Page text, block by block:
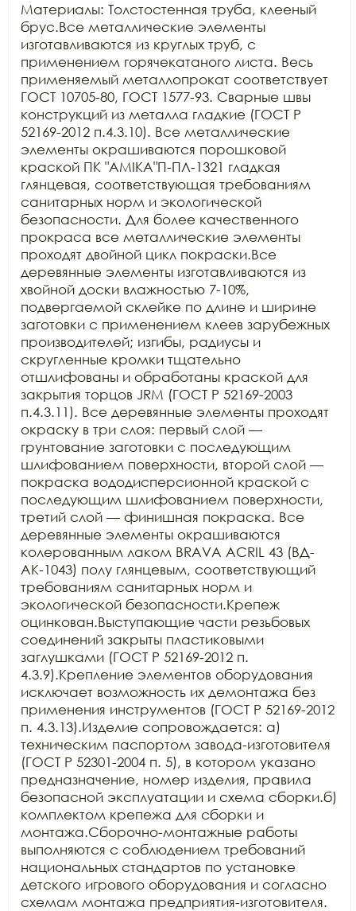
Материалы: Толстостенная труба, клееный
брус.Все металлические элементы
изготавливаются из круглых труб, с
применением горячекатаного листа. Весь
применяемый металлопрокат соответствует
ГОСТ 10705-80, ГОСТ 1577-93. Сварные швы
конструкций из металла гладкие (ГОСТ Р
52169-2012 п.4.3.10). Все металлические
элементы окрашиваются порошковой
краской ПК "АМIKA"П-ПЛ-1321 гладкая
глянцевая, соответствующая требованиям
санитарных норм и экологической
безопасности. Для более качественного
прокраса все металлические элементы
проходят двойной цикл покраски.Все
деревянные элементы изготавливаются из
хвойной доски влажностью 7-10%,
подвергаемой склейке по длине и ширине
заготовки с применением клеев зарубежных
производителей; изгибы, радиусы и
скругленные кромки тщательно
отшлифованы и обработаны краской для
закрытия торцов JRM (ГОСТ Р 52169-2003
п.4.3.11). Все деревянные элементы проходят
окраску в три слоя: первый слой —
грунтование заготовки с последующим
шлифованием поверхности, второй слой —
покраска вододисперсионной краской с
последующим шлифованием поверхности,
третий слой — финишная покраска. Все
деревянные элементы окрашиваются
колерованным лаком BRAVA ACRIL 43 (ВД-
АК-1043) полу глянцевым, соответствующий
требованиям санитарных норм и
экологической безопасности.Крепеж
оцинкован.Выступающие части резьбовых
соединений закрыты пластиковыми
заглушками (ГОСТ Р 52169-2012 п.
4.3.9).Крепление элементов оборудования
исключает возможность их демонтажа без
применения инструментов (ГОСТ Р 52169-2012
п. 4.3.13).Изделие сопровождается: а)
техническим паспортом завода-изготовителя
(ГОСТ Р 52301-2004 п. 5), в котором указано
предназначение, номер изделия, правила
безопасной эксплуатации и схема сборки.б)
комплектом крепежа для сборки и
монтажа.Сборочно-монтажные работы
выполняются с соблюдением требований
национальных стандартов по установке
детского игрового оборудования и согласно
схемам монтажа предприятия-изготовителя.